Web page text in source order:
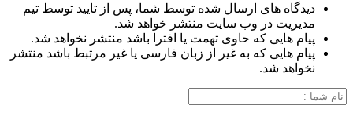
دیدگاه های ارسال شده توسط شما، پس از تایید توسط تیم
مدیریت در وب سایت منتشر خواهد شد.
پیام هایی که حاوی تهمت یا افترا باشد منتشر نخواهد شد.
پیام هایی که به غیر از زبان فارسی یا غیر مرتبط باشد منتشر
نخواهد شد.